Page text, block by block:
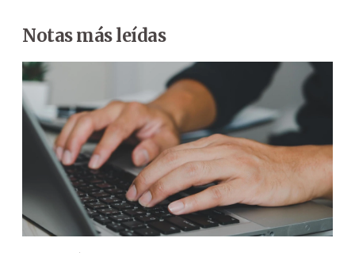
Notas más leídas